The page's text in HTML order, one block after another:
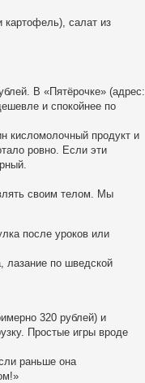
картофель), салат из
В «Пятёрочке» (адрес:
и спокойнее по
кисломолочный продукт и
ровно. Если эти
своим телом. Мы
после уроков или
лазание по шведской
320 рублей) и
Простые игры вроде
раньше она